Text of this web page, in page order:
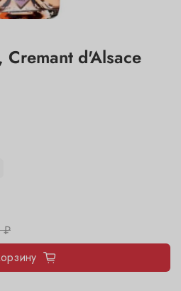
d'Alsace
₽